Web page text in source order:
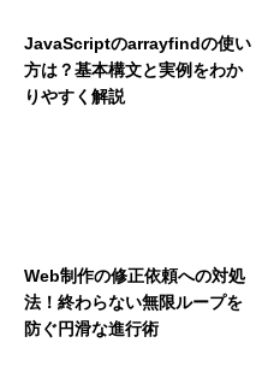
JavaScriptのarrayfindの使い
方は？基本構文と実例をわか
りやすく解説
Web制作の修正依頼への対処
法！終わらない無限ループを
防ぐ円滑な進行術